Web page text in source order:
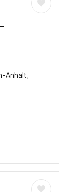
Anhalt,